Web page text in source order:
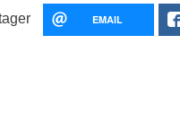
EMAIL